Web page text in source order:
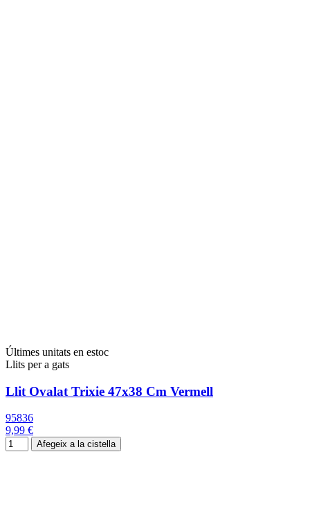
Últimes unitats en estoc
Llits per a gats
Llit Ovalat Trixie 47x38 Cm Vermell
95836
9,99 €
Afegeix a la cistella